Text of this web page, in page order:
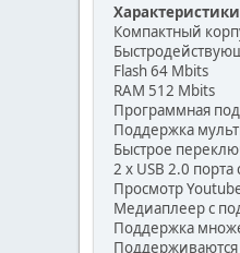
Компактный
Flash 64 Mbits
RAM 512 Mbits
Программная
Поддержка
Быстрое
2 х USB 2.0
Просмотр
Медиаплеер с
Поддержка
Поддерживаются